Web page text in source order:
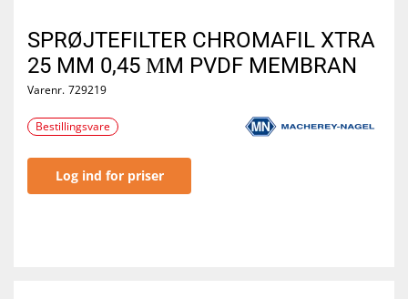
SPRØJTEFILTER CHROMAFIL XTRA
25 MM 0,45 ΜM PVDF MEMBRAN
Varenr. 729219
Bestillingsvare
Log ind for priser